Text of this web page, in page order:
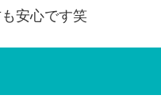
安心です笑